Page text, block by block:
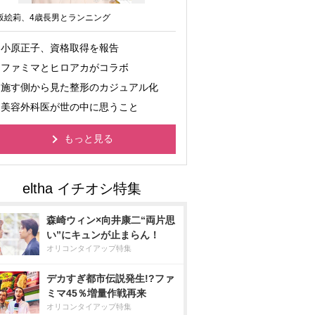
絵莉、4歳長男とランニング
小原正子、資格取得を報告
ファミマとヒロアカがコラボ
施す側から見た整形のカジュアル化
美容外科医が世の中に思うこと
もっと見る
森崎ウィン×向井康二“両片思
い”にキュンが止まらん！
オリコンタイアップ特集
デカすぎ都市伝説発生!?ファ
ミマ45％増量作戦再来
オリコンタイアップ特集